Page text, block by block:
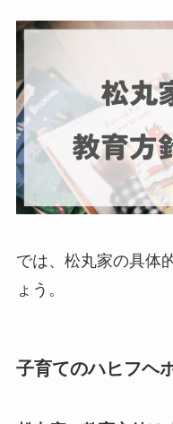
では、松丸家の具体
ょう。
子育てのハヒフヘ